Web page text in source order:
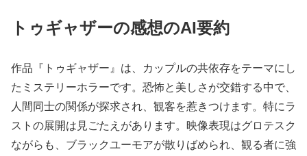
トゥギャザーの感想のAI要約
作品『トゥギャザー』は、カップルの共依存をテーマにし
たミステリーホラーです。恐怖と美しさが交錯する中で、
人間同士の関係が探求され、観客を惹きつけます。特にラ
ストの展開は見ごたえがあります。映像表現はグロテスク
ながらも、ブラックユーモアが散りばめられ、観る者に強